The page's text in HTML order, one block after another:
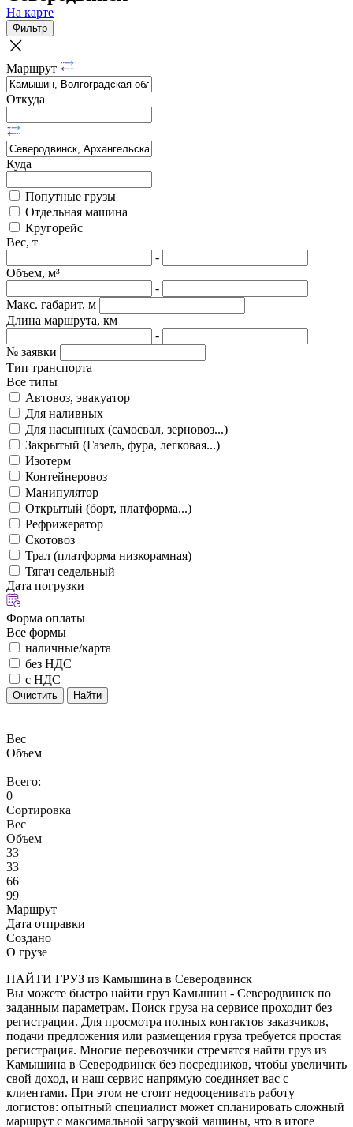
На карте
Фильтр
Маршрут
Откуда
Куда
Попутные грузы
Отдельная машина
Кругорейс
Вес, т
-
Объем, м³
-
Макс. габарит, м
Длина маршрута, км
-
№ заявки
Тип транспорта
Все типы
Автовоз, эвакуатор
Для наливных
Для насыпных (самосвал, зерновоз...)
Закрытый (Газель, фура, легковая...)
Изотерм
Контейнеровоз
Манипулятор
Открытый (борт, платформа...)
Рефрижератор
Скотовоз
Трал (платформа низкорамная)
Тягач седельный
Дата погрузки
Форма оплаты
Все формы
наличные/карта
без НДС
с НДС
Очистить Найти
Вес
Объем
Всего:
0
Сортировка
Вес
Объем
33
33
66
99
Маршрут
Дата отправки
Создано
О грузе
НАЙТИ ГРУЗ из Камышина в Северодвинск
Вы можете быстро найти груз Камышин - Северодвинск по
заданным параметрам. Поиск груза на сервисе проходит без
регистрации. Для просмотра полных контактов заказчиков,
подачи предложения или размещения груза требуется простая
регистрация. Многие перевозчики стремятся найти груз из
Камышина в Северодвинск без посредников, чтобы увеличить
свой доход, и наш сервис напрямую соединяет вас с
клиентами. При этом не стоит недооценивать работу
логистов: опытный специалист может спланировать сложный
маршрут с максимальной загрузкой машины, что в итоге